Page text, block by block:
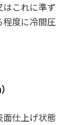
これに準ず
度に冷間圧
仕上げ状態